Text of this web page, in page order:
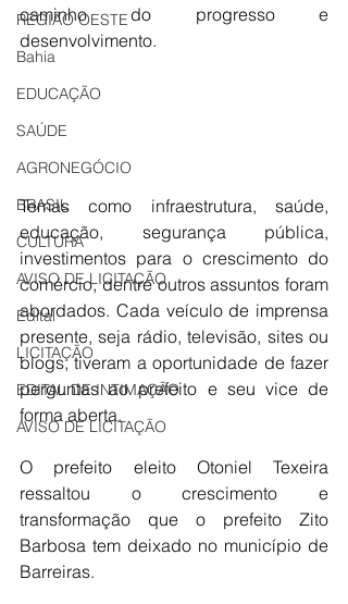
REGIÃO OESTE
Bahia
EDUCAÇÃO
SAÚDE
AGRONEGÓCIO
BRASIL
CULTURA
AVISO DE LICITAÇÃO
Edital
LICITAÇÃO
EDITAL DE INTIMAÇÃO
AVISO DE LICITAÇÃO
caminho do progresso e
desenvolvimento.
Temas como infraestrutura, saúde,
educação, segurança pública,
investimentos para o crescimento do
comércio, dentre outros assuntos foram
abordados. Cada veículo de imprensa
presente, seja rádio, televisão, sites ou
blogs, tiveram a oportunidade de fazer
perguntas ao prefeito e seu vice de
forma aberta.
O prefeito eleito Otoniel Texeira
ressaltou o crescimento e
transformação que o prefeito Zito
Barbosa tem deixado no município de
Barreiras.